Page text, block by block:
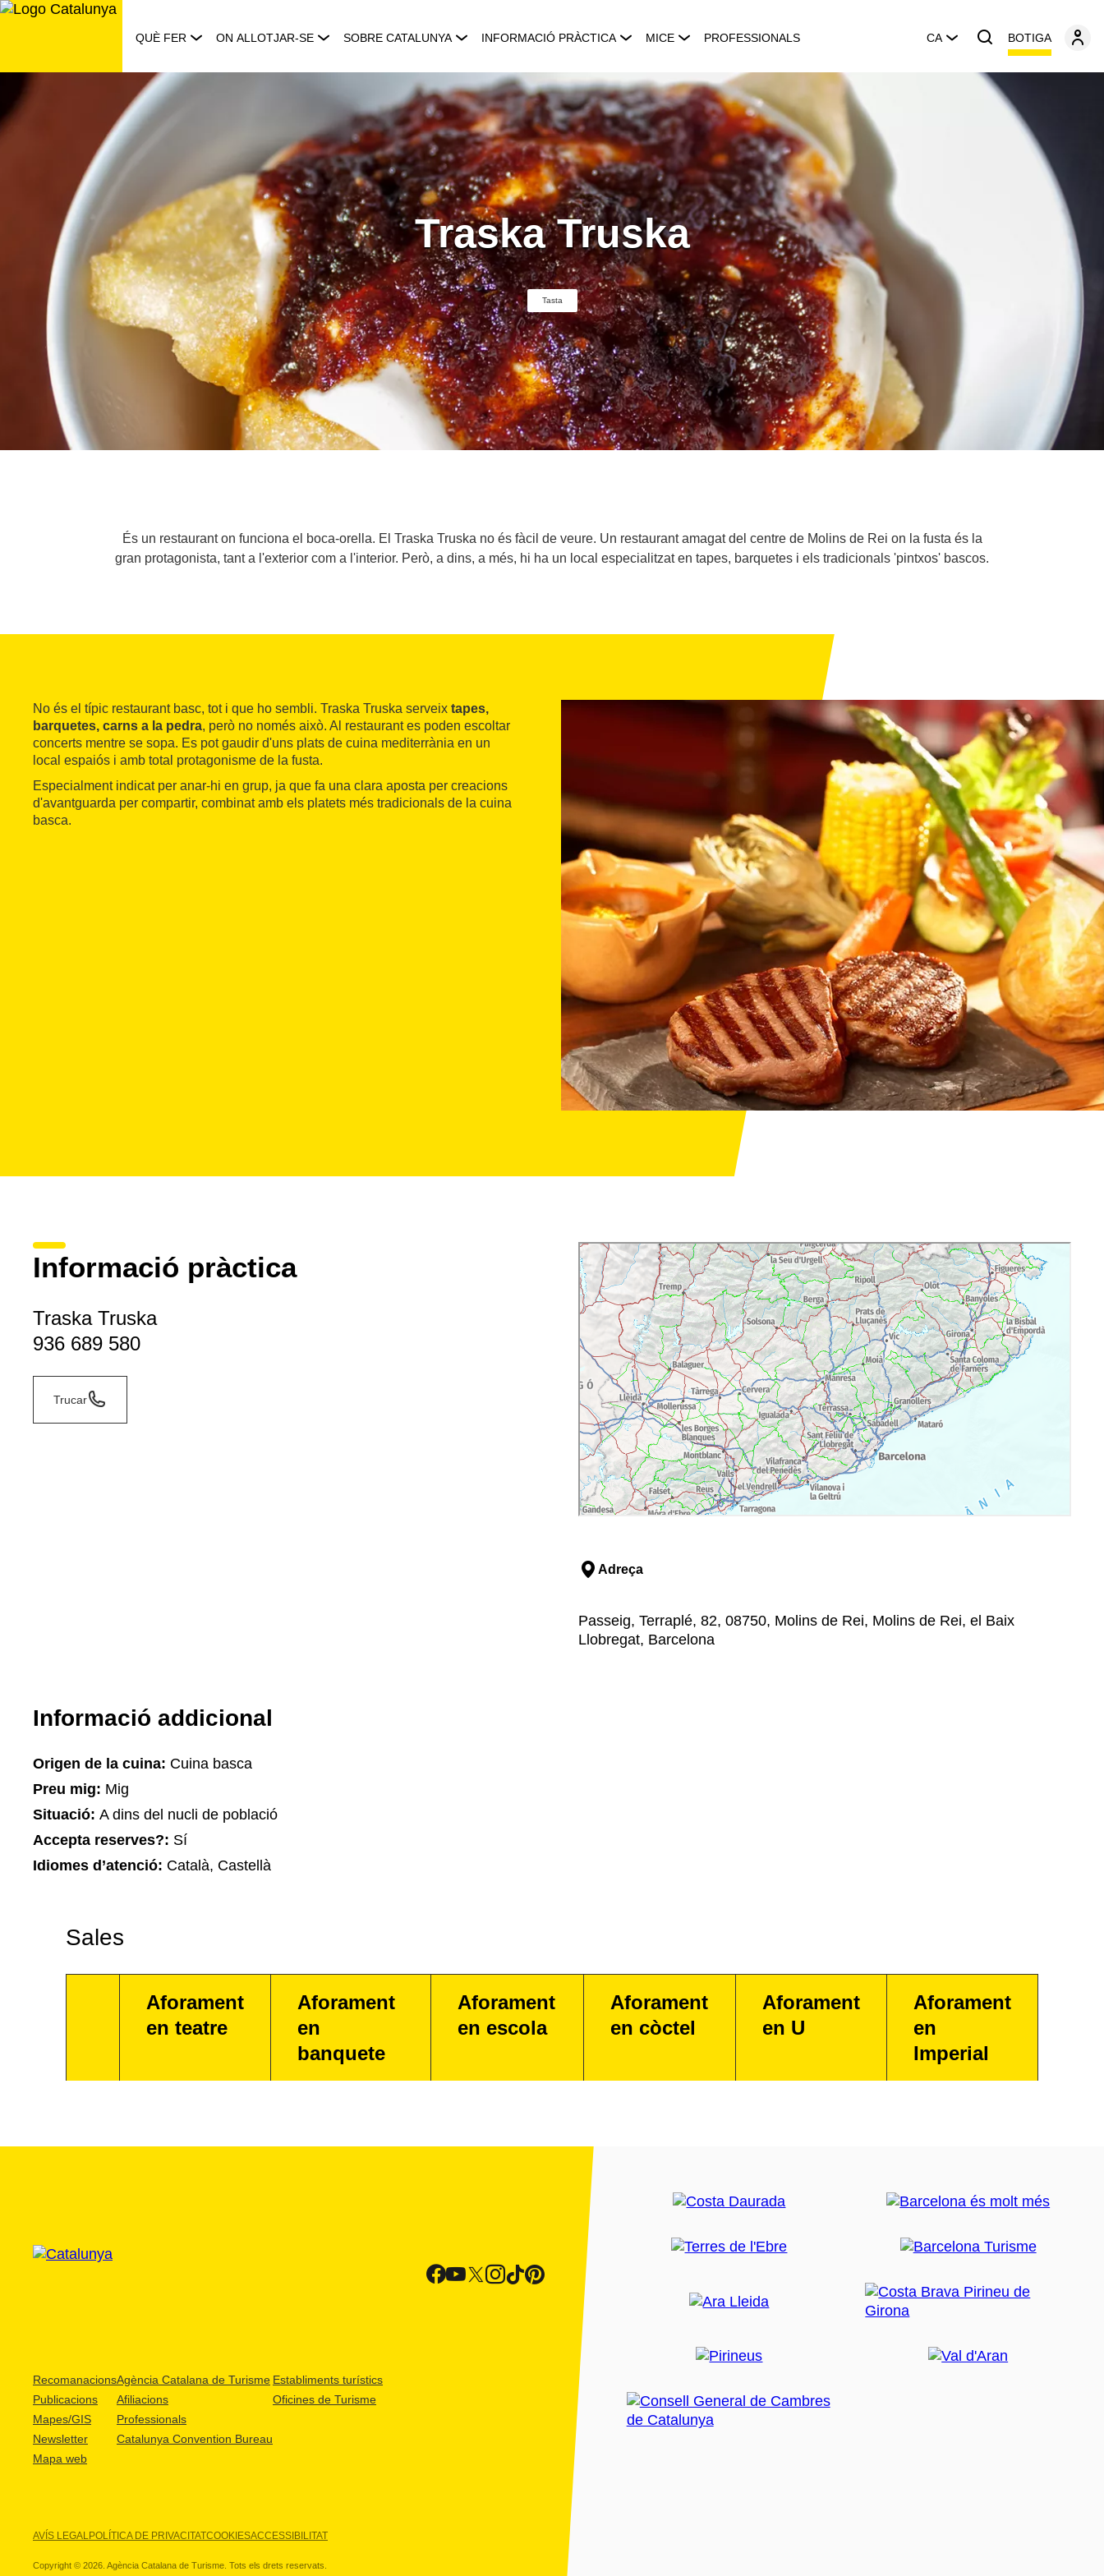
Saltar
QUÈ FER ON ALLOTJAR-SE SOBRE CATALUNYA INFORMACIÓ PRÀCTICA MICE PROFESSIONALS CA BOTIGA
Traska Truska
Tasta
És un restaurant on funciona el boca-orella. El Traska Truska no és fàcil de veure. Un restaurant amagat del centre de Molins de Rei on la fusta és la
gran protagonista, tant a l'exterior com a l'interior. Però, a dins, a més, hi ha un local especialitzat en tapes, barquetes i els tradicionals 'pintxos' bascos.
No és el típic restaurant basc, tot i que ho sembli. Traska Truska serveix tapes,
barquetes, carns a la pedra, però no només això. Al restaurant es poden escoltar
concerts mentre se sopa. Es pot gaudir d'uns plats de cuina mediterrània en un
local espaiós i amb total protagonisme de la fusta.
Especialment indicat per anar-hi en grup, ja que fa una clara aposta per creacions
d'avantguarda per compartir, combinat amb els platets més tradicionals de la cuina
basca.
Informació pràctica
Traska Truska
936 689 580
Trucar
Adreça
Passeig, Terraplé, 82, 08750, Molins de Rei, Molins de Rei, el Baix
Llobregat, Barcelona
Informació addicional
Origen de la cuina: Cuina basca
Preu mig: Mig
Situació: A dins del nucli de població
Accepta reserves?: Sí
Idiomes d’atenció: Català, Castellà
Sales
Aforament
en teatre
Aforament
en
banquete
Aforament
en escola
Aforament
en còctel
Aforament
en U
Aforament
en
Imperial
Recomanacions
Publicacions
Mapes/GIS
Newsletter
Mapa web
Agència Catalana de Turisme
Afiliacions
Professionals
Catalunya Convention Bureau
Establiments turístics
Oficines de Turisme
AVÍS LEGALPOLÍTICA DE PRIVACITATCOOKIESACCESSIBILITAT
Copyright © 2026. Agència Catalana de Turisme. Tots els drets reservats.